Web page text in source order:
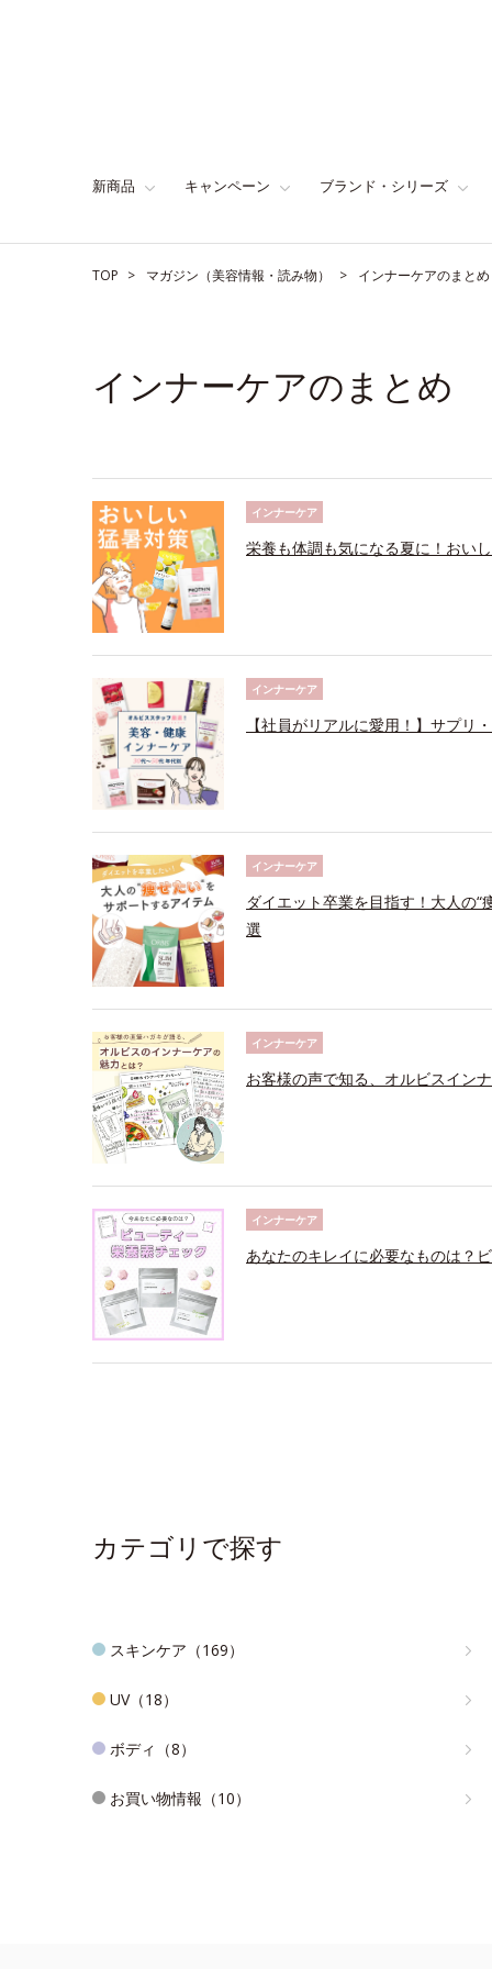
新商品 キャンペーン ブランド・シリーズ
TOP マガジン（美容情報・読み物） インナーケアのまとめ
インナーケアのまとめ
インナーケア
栄養も体調も気になる夏に！おい
インナーケア
【社員がリアルに愛用！】サプリ
インナーケア
ダイエット卒業を目指す！大人の
選
インナーケア
お客様の声で知る、オルビスイン
インナーケア
あなたのキレイに必要なものは？
カテゴリで探す
スキンケア（169）
UV（18）
ボディ（8）
お買い物情報（10）